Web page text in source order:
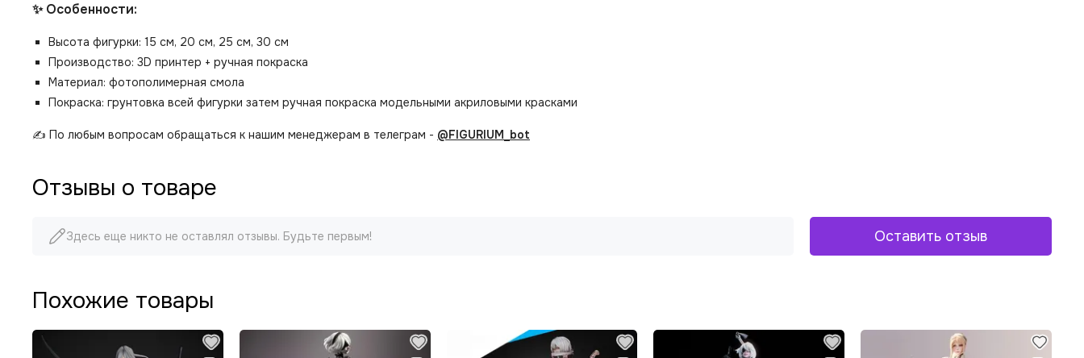
✨ Особенности:
Высота фигурки: 15 см, 20 см, 25 см, 30 см
Производство: 3D принтер + ручная покраска
Материал: фотополимерная смола
Покраска: грунтовка всей фигурки затем ручная покраска модельными акриловыми красками
✍️ По любым вопросам обращаться к нашим менеджерам в телеграм - @FIGURIUM_bot
Отзывы о товаре
Здесь еще никто не оставлял отзывы. Будьте первым! Оставить отзыв
Похожие товары